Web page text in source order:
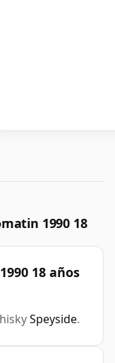
1990 18
18 años
Speyside.